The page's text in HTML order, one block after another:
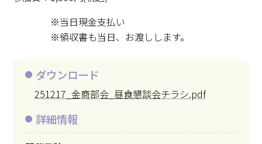
※当日現金支払い
※領収書も当日、お渡しします。
ダウンロード
251217_金商部会_昼食懇談会チラシ.pdf
詳細情報